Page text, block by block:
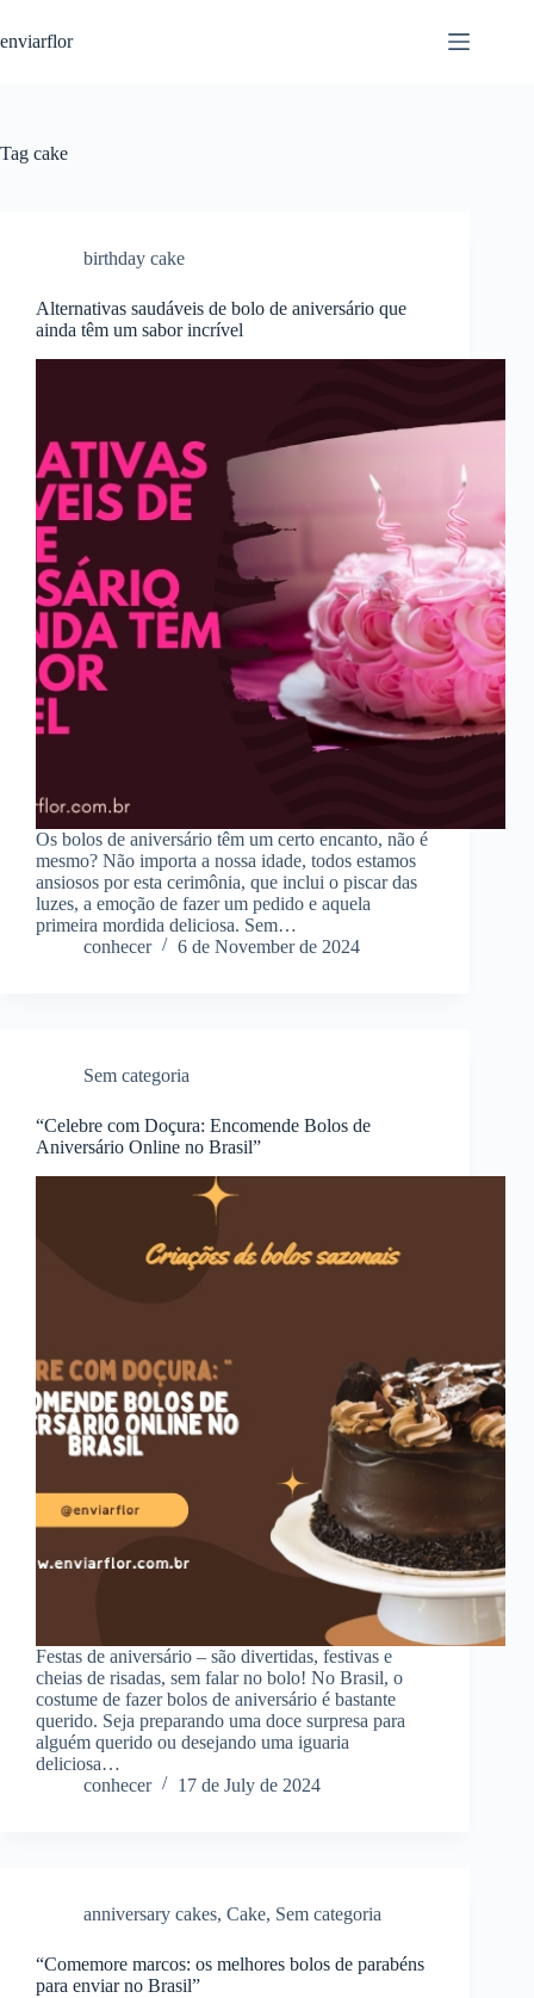
k
c
enviarflor
Tag cake
birthday cake
Alternativas saudáveis ​​de bolo de aniversário que
ainda têm um sabor incrível
Os bolos de aniversário têm um certo encanto, não é
mesmo? Não importa a nossa idade, todos estamos
ansiosos por esta cerimônia, que inclui o piscar das
luzes, a emoção de fazer um pedido e aquela
primeira mordida deliciosa. Sem…
conhecer
6 de November de 2024
Sem categoria
“Celebre com Doçura: Encomende Bolos de
Aniversário Online no Brasil”
Festas de aniversário – são divertidas, festivas e
cheias de risadas, sem falar no bolo! No Brasil, o
costume de fazer bolos de aniversário é bastante
querido. Seja preparando uma doce surpresa para
alguém querido ou desejando uma iguaria
deliciosa…
conhecer
17 de July de 2024
anniversary cakes, Cake, Sem categoria
“Comemore marcos: os melhores bolos de parabéns
para enviar no Brasil”